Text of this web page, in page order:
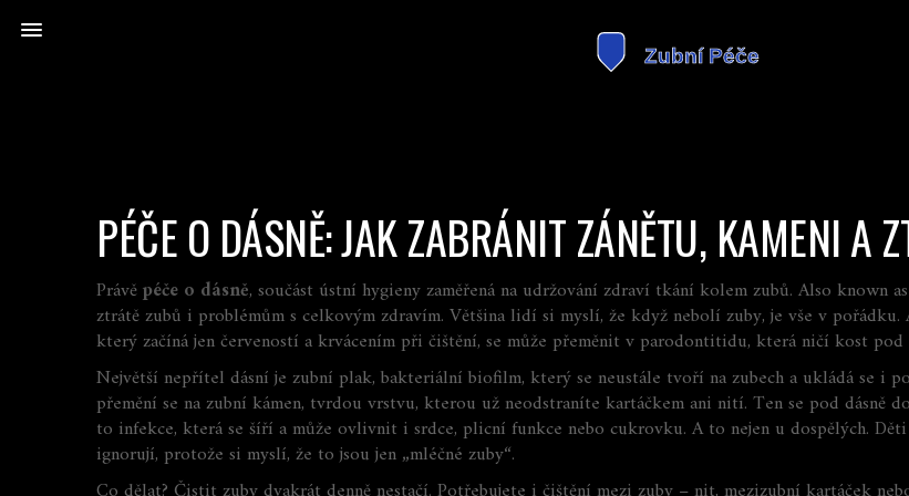
PÉČE O DÁSNĚ: JAK ZABRÁNIT ZÁNĚTU, KAMENI A
Právěpéče o dásně, součást ústní hygieny zaměřená na udržování zdraví tkání kolem zubů. Also known as
ztrátě zubů i problémům s celkovým zdravím. Většina lidí si myslí, že když nebolí zuby, je vše v
který začíná jen červeností a krvácením při čištění, se může přeměnit v parodontitidu, která ničí kost
Největší nepřítel dásní je zubní plak, bakteriální biofilm, který se neustále tvoří na zubech a ukládá se i
přemění se nazubní kámen, tvrdou vrstvu, kterou už neodstraníte kartáčkem ani nití. Ten se pod dásně
to infekce, která se šíří a může ovlivnit i srdce, plicní funkce nebo cukrovku. A to nejen u dospělých.
ignorují, protože si myslí, že to jsou jen „mléčné zuby“.